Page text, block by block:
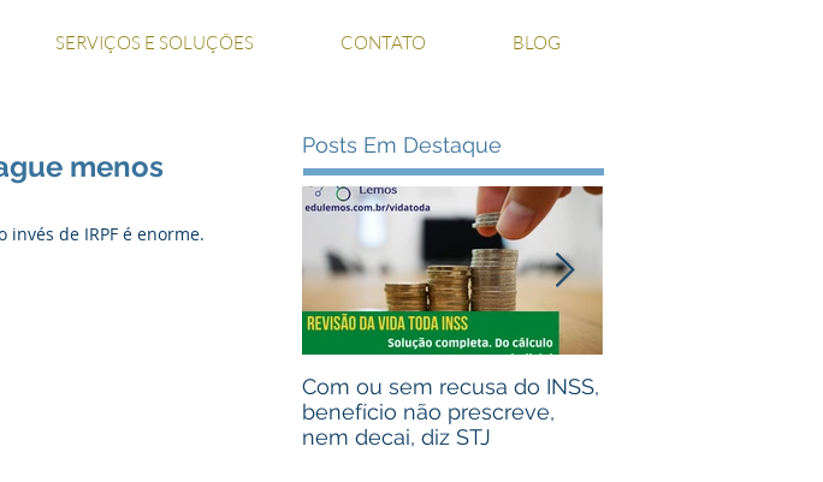
SERVIÇOS E SOLUÇÕES CONTATO BLOG
menos
invés de IRPF é enorme.
Posts Em Destaque
Com ou sem recusa do INSS,
benefício não prescreve,
nem decai, diz STJ